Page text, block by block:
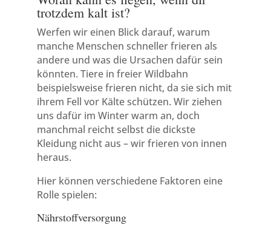
trotzdem kalt ist?
Werfen wir einen Blick darauf, warum
manche Menschen schneller frieren als
andere und was die Ursachen dafür sein
könnten. Tiere in freier Wildbahn
beispielsweise frieren nicht, da sie sich mit
ihrem Fell vor Kälte schützen. Wir ziehen
uns dafür im Winter warm an, doch
manchmal reicht selbst die dickste
Kleidung nicht aus – wir frieren von innen
heraus.
Hier können verschiedene Faktoren eine
Rolle spielen:
Nährstoffversorgung